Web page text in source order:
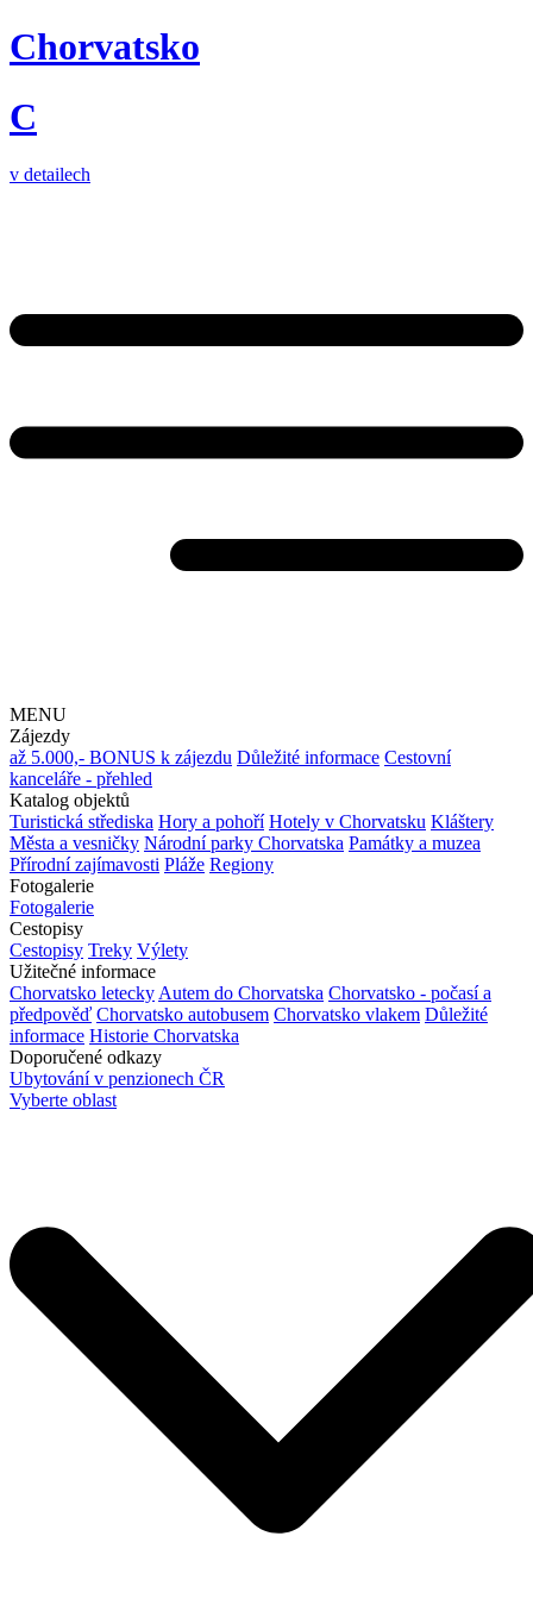
Chorvatsko
C
v detailech
MENU
Zájezdy
až 5.000,- BONUS k zájezdu Důležité informace Cestovní
kanceláře - přehled
Katalog objektů
Turistická střediska Hory a pohoří Hotely v Chorvatsku Kláštery
Města a vesničky Národní parky Chorvatska Památky a muzea
Přírodní zajímavosti Pláže Regiony
Fotogalerie
Fotogalerie
Cestopisy
Cestopisy Treky Výlety
Užitečné informace
Chorvatsko letecky Autem do Chorvatska Chorvatsko - počasí a
předpověď Chorvatsko autobusem Chorvatsko vlakem Důležité
informace Historie Chorvatska
Doporučené odkazy
Ubytování v penzionech ČR
Vyberte oblast